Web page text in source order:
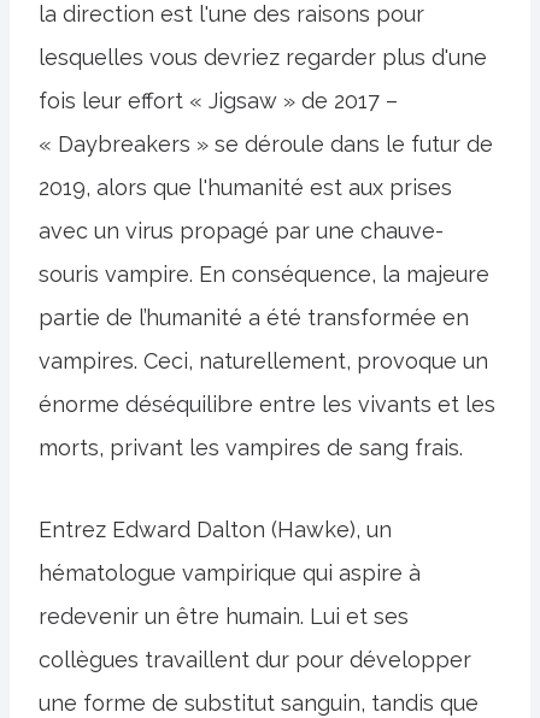
la direction est l'une des raisons pour
lesquelles vous devriez regarder plus d'une
fois leur effort « Jigsaw » de 2017 –
« Daybreakers » se déroule dans le futur de
2019, alors que l'humanité est aux prises
avec un virus propagé par une chauve-
souris vampire. En conséquence, la majeure
partie de l’humanité a été transformée en
vampires. Ceci, naturellement, provoque un
énorme déséquilibre entre les vivants et les
morts, privant les vampires de sang frais.
Entrez Edward Dalton (Hawke), un
hématologue vampirique qui aspire à
redevenir un être humain. Lui et ses
collègues travaillent dur pour développer
une forme de substitut sanguin, tandis que